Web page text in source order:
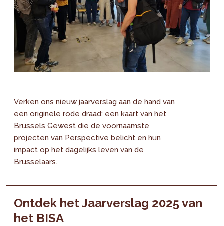
Verken ons nieuw jaarverslag aan de hand van
een originele rode draad: een kaart van het
Brussels Gewest die de voornaamste
projecten van Perspective belicht en hun
impact op het dagelijks leven van de
Brusselaars.
Ontdek het Jaarverslag 2025 van
het BISA